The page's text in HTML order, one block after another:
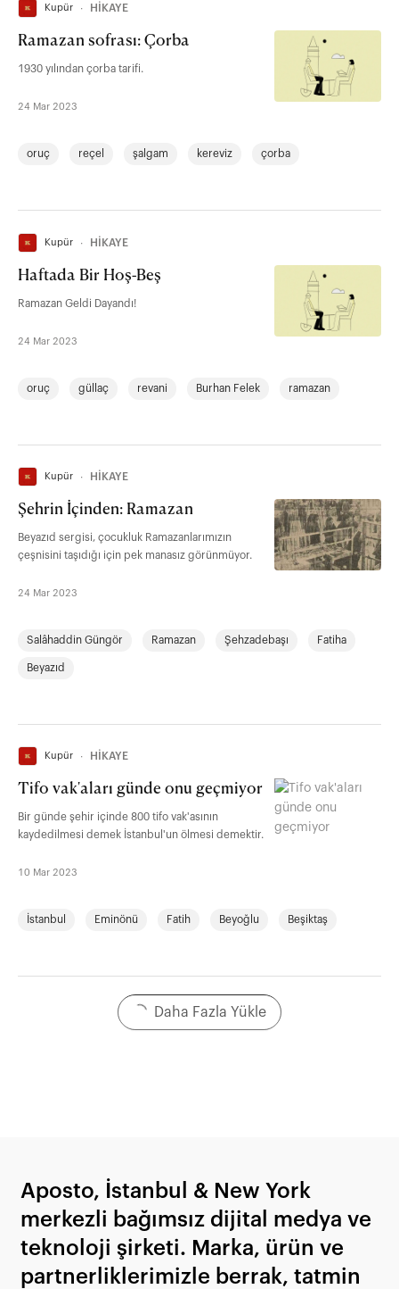
Kupür ∙ HİKAYE
Ramazan sofrası: Çorba
1930 yılından çorba tarifi.
24 Mar 2023
oruç reçel şalgam kereviz çorba
Kupür ∙ HİKAYE
Haftada Bir Hoş-Beş
Ramazan Geldi Dayandı!
24 Mar 2023
oruç güllaç revani Burhan Felek ramazan
Kupür ∙ HİKAYE
Şehrin İçinden: Ramazan
Beyazıd sergisi, çocukluk Ramazanlarımızın
çeşnisini taşıdığı için pek manasız görünmüyor.
24 Mar 2023
Salâhaddin Güngör Ramazan Şehzadebaşı Fatiha
Beyazıd
Kupür ∙ HİKAYE
Tifo vak'aları günde onu geçmiyor
Bir günde şehir içinde 800 tifo vak'asının
kaydedilmesi demek İstanbul'un ölmesi demektir.
10 Mar 2023
İstanbul Eminönü Fatih Beyoğlu Beşiktaş
Daha Fazla Yükle
Aposto, İstanbul & New York
merkezli bağımsız dijital medya ve
teknoloji şirketi. Marka, ürün ve
partnerliklerimizle berrak, tatmin